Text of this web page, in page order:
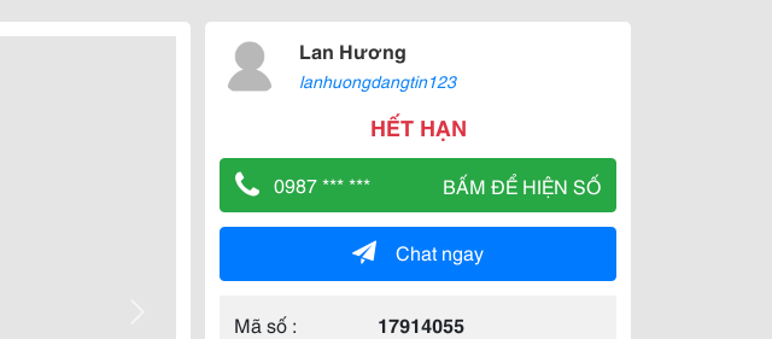
Lan Hương
lanhuongdangtin123
HẾT HẠN
0987 *** *** BẤM ĐỂ HIỆN SỐ
Chat ngay
Mã số :
17914055